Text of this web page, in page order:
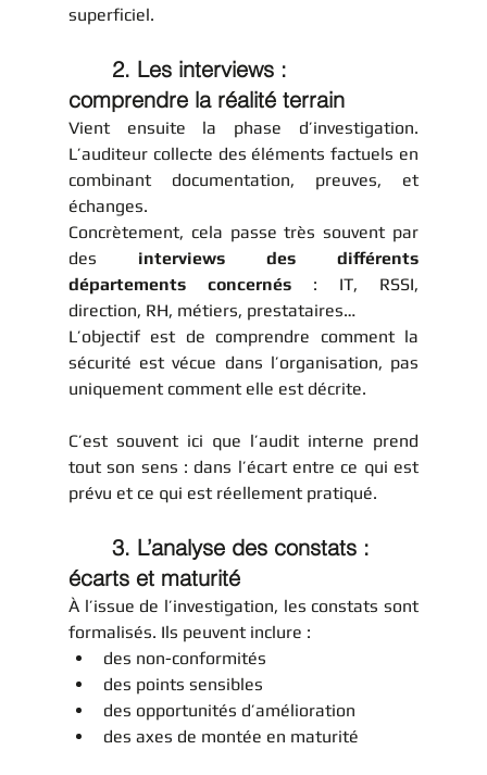
superficiel.
comprendre la réalité terrain
Vient ensuite la phase d’investigation.
L’auditeur collecte des éléments factuels en
combinant documentation, preuves, et
échanges.
Concrètement, cela passe très souvent par
des interviews des différents
départements concernés : IT, RSSI,
direction, RH, métiers, prestataires…
L’objectif est de comprendre comment la
sécurité est vécue dans l’organisation, pas
uniquement comment elle est décrite.
C’est souvent ici que l’audit interne prend
tout son sens : dans l’écart entre ce qui est
prévu et ce qui est réellement pratiqué.
écarts et maturité
À l’issue de l’investigation, les constats sont
formalisés. Ils peuvent inclure :
des non-conformités
des points sensibles
des opportunités d’amélioration
des axes de montée en maturité